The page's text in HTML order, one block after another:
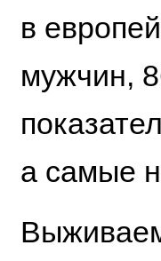
в
мужчин,
а самые